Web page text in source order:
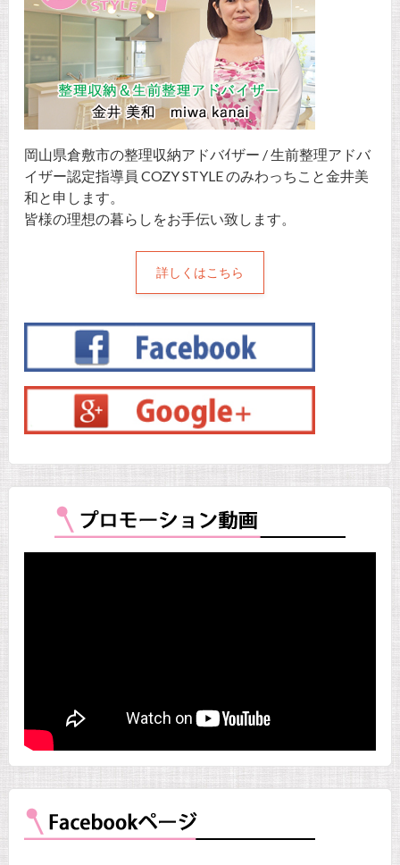
岡山県倉敷市の整理収納アドバｲザー / 生前整理アドバ
イザー認定指導員 COZY STYLE のみわっちこと金井美
和と申します。
皆様の理想の暮らしをお手伝い致します。
詳しくはこちら